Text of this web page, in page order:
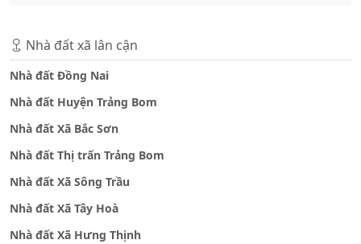
Nhà đất xã lân cận
Nhà đất Đồng Nai
Nhà đất Huyện Trảng Bom
Nhà đất Xã Bắc Sơn
Nhà đất Thị trấn Trảng Bom
Nhà đất Xã Sông Trầu
Nhà đất Xã Tây Hoà
Nhà đất Xã Hưng Thịnh